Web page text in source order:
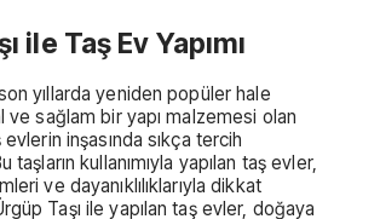
ile Taş Ev Yapımı
yıllarda yeniden popüler hale
ve sağlam bir yapı malzemesi olan
evlerin inşasında sıkça tercih
taşların kullanımıyla yapılan taş evler,
ve dayanıklılıklarıyla dikkat
Taşı ile yapılan taş evler, doğaya